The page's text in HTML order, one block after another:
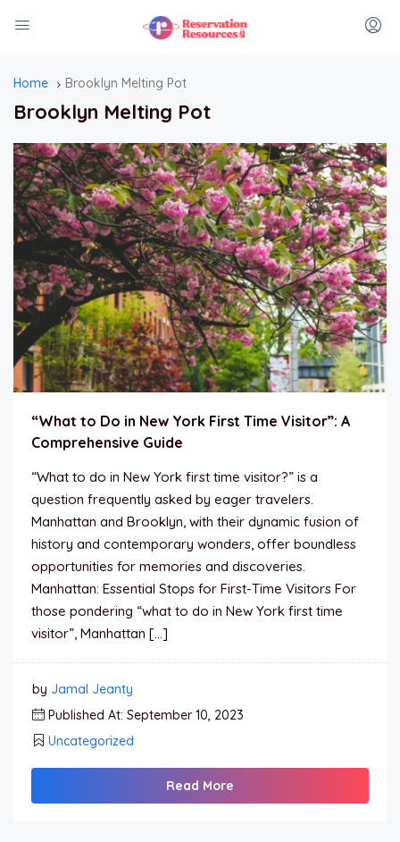
Home Brooklyn Melting Pot
Brooklyn Melting Pot
“What to Do in New York First Time Visitor”: A
Comprehensive Guide
“What to do in New York first time visitor?” is a
question frequently asked by eager travelers.
Manhattan and Brooklyn, with their dynamic fusion of
history and contemporary wonders, offer boundless
opportunities for memories and discoveries.
Manhattan: Essential Stops for First-Time Visitors For
those pondering “what to do in New York first time
visitor”, Manhattan […]
by Jamal Jeanty
Published At: September 10, 2023
Uncategorized
Read More